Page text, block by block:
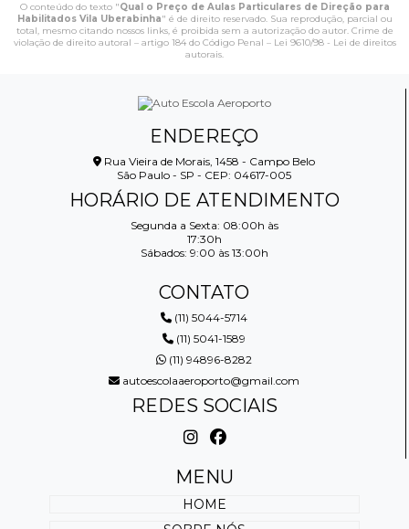
O conteúdo do texto "Qual o Preço de Aulas Particulares de Direção para
Habilitados Vila Uberabinha" é de direito reservado. Sua reprodução, parcial ou
total, mesmo citando nossos links, é proibida sem a autorização do autor. Crime de
violação de direito autoral – artigo 184 do Código Penal – Lei 9610/98 - Lei de direitos
autorais.
ENDEREÇO
Rua Vieira de Morais, 1458 - Campo Belo
São Paulo - SP - CEP: 04617-005
HORÁRIO DE ATENDIMENTO
Segunda a Sexta: 08:00h às
17:30h
Sábados: 9:00 às 13:00h
CONTATO
(11) 5044-5714
(11) 5041-1589
(11) 94896-8282
autoescolaaeroporto@gmail.com
REDES SOCIAIS
MENU
HOME